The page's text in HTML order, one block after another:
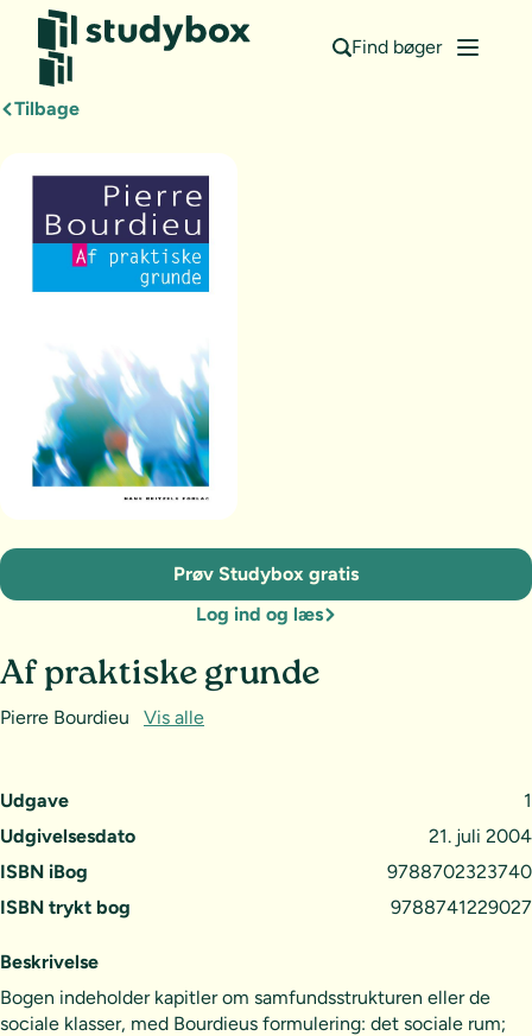
Find bøger
Tilbage
Udgave
1
Udgivelsesdato
21. juli 2004
ISBN iBog
9788702323740
ISBN trykt bog
9788741229027
Af praktiske grunde
Pierre Bourdieu Vis alle
Prøv Studybox gratis
Log ind og læs
Beskrivelse
Bogen indeholder kapitler om samfundsstrukturen eller de
sociale klasser, med Bourdieus formulering: det sociale rum;